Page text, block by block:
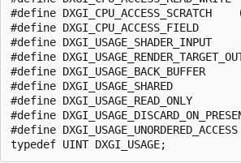
#define DXGI_CPU_ACCESS_SCRATCH
#define DXGI_CPU_ACCESS_FIELD
#define
#define
#define
#define DXGI_USAGE_SHARED
#define
#define
#define